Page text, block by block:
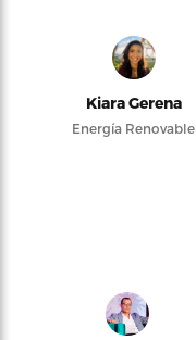
Kiara Gerena
Energía Renovable